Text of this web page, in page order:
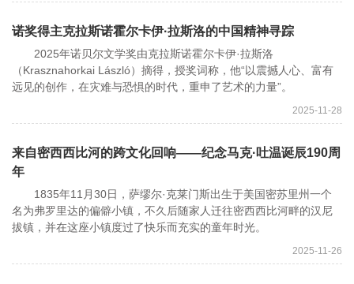
诺奖得主克拉斯诺霍尔卡伊·拉斯洛的中国精神寻踪
2025年诺贝尔文学奖由克拉斯诺霍尔卡伊·拉斯洛
（Krasznahorkai László）摘得，授奖词称，他“以震撼人心、富有
远见的创作，在灾难与恐惧的时代，重申了艺术的力量”。
2025-11-28
来自密西西比河的跨文化回响——纪念马克·吐温诞辰190周
年
1835年11月30日，萨缪尔·克莱门斯出生于美国密苏里州一个
名为弗罗里达的偏僻小镇，不久后随家人迁往密西西比河畔的汉尼
拔镇，并在这座小镇度过了快乐而充实的童年时光。
2025-11-26